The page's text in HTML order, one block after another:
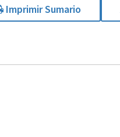
Imprimir Sumario